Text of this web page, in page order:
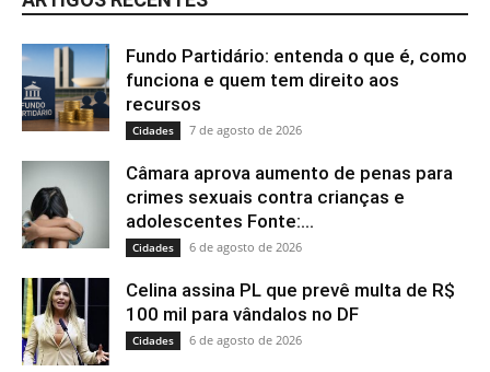
Fundo Partidário: entenda o que é, como
funciona e quem tem direito aos
recursos
Cidades 7 de agosto de 2026
Câmara aprova aumento de penas para
crimes sexuais contra crianças e
adolescentes Fonte:...
Cidades 6 de agosto de 2026
Celina assina PL que prevê multa de R$
100 mil para vândalos no DF
Cidades 6 de agosto de 2026